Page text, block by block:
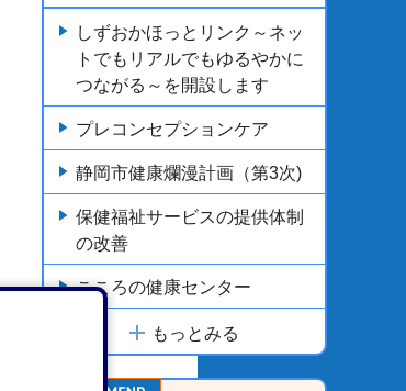
しずおかほっとリンク～ネッ
トでもリアルでもゆるやかに
つながる～を開設します
プレコンセプションケア
静岡市健康爛漫計画（第3次)
保健福祉サービスの提供体制
の改善
こころの健康センター
もっとみる